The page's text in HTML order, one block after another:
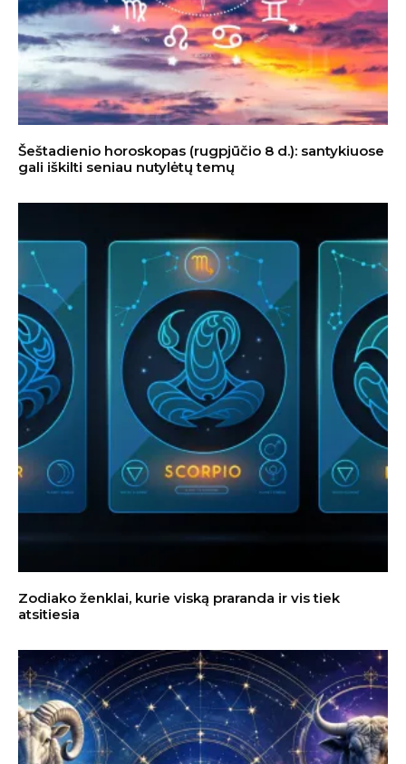
Šeštadienio horoskopas (rugpjūčio 8 d.): santykiuose
gali iškilti seniau nutylėtų temų
Zodiako ženklai, kurie viską praranda ir vis tiek
atsitiesia